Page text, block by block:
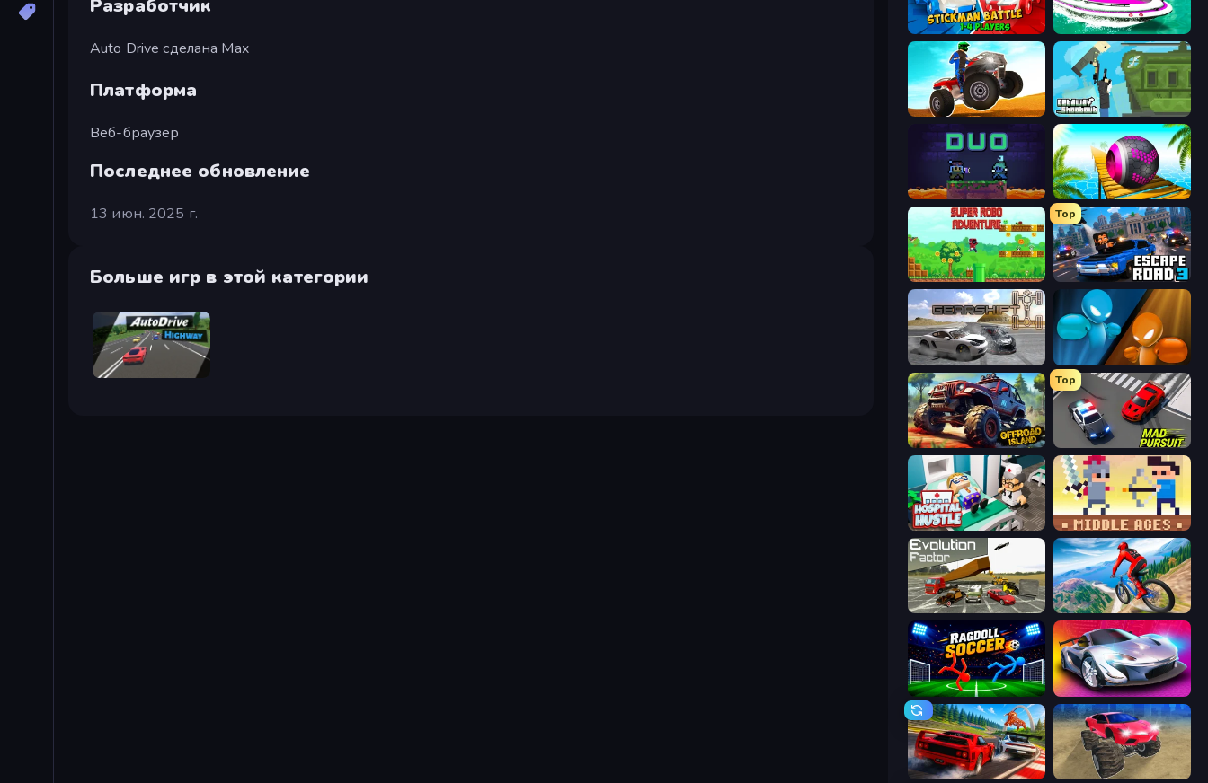
Разработчик
Auto Drive сделана Max
Платформа
Веб-браузер
Последнее обновление
13 июн. 2025 г.
Больше игр в этой категории
Auto Drive: Highway
Stickman battle 1-4 Players Jet Boat Racing
ATV Ultimate Offroad Getaway Shootout
Duo Rolling Balls Sea Race
Super Robo - Adventure
Top
Escape Road 3
Gearshift One Drunken Boxing
Offroad Island
Top
Mad Pursuit
Hospital Hustle Castle Wars: Middle Ages
Evolution Factor Riders Downhill Racing
Ragdoll Soccer 2 Players Grand Cyber City
Racing: Online!